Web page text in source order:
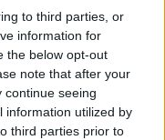
to third parties, or
information for
the below opt-out
note that after your
continue seeing
information utilized by
third parties prior to
εισαγωγική
οποίο
την ιστορική
Κορυφής
καλά ότι το